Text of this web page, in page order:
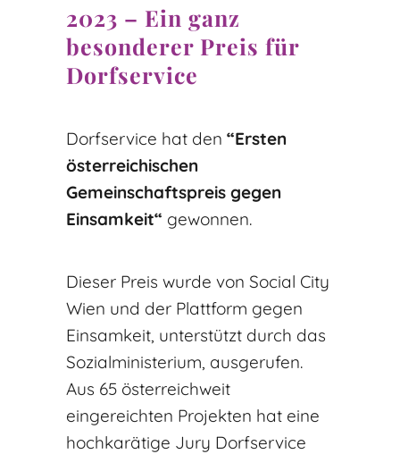
2023 – Ein ganz
besonderer Preis für
Dorfservice
Dorfservice hat den “Ersten
österreichischen
Gemeinschaftspreis gegen
Einsamkeit“ gewonnen.
Dieser Preis wurde von Social City
Wien und der Plattform gegen
Einsamkeit, unterstützt durch das
Sozialministerium, ausgerufen.
Aus 65 österreichweit
eingereichten Projekten hat eine
hochkarätige Jury Dorfservice